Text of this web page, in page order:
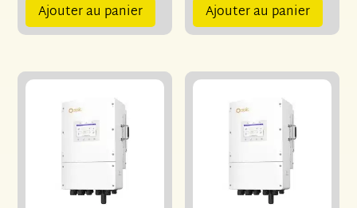
Ajouter au panier Ajouter au panier